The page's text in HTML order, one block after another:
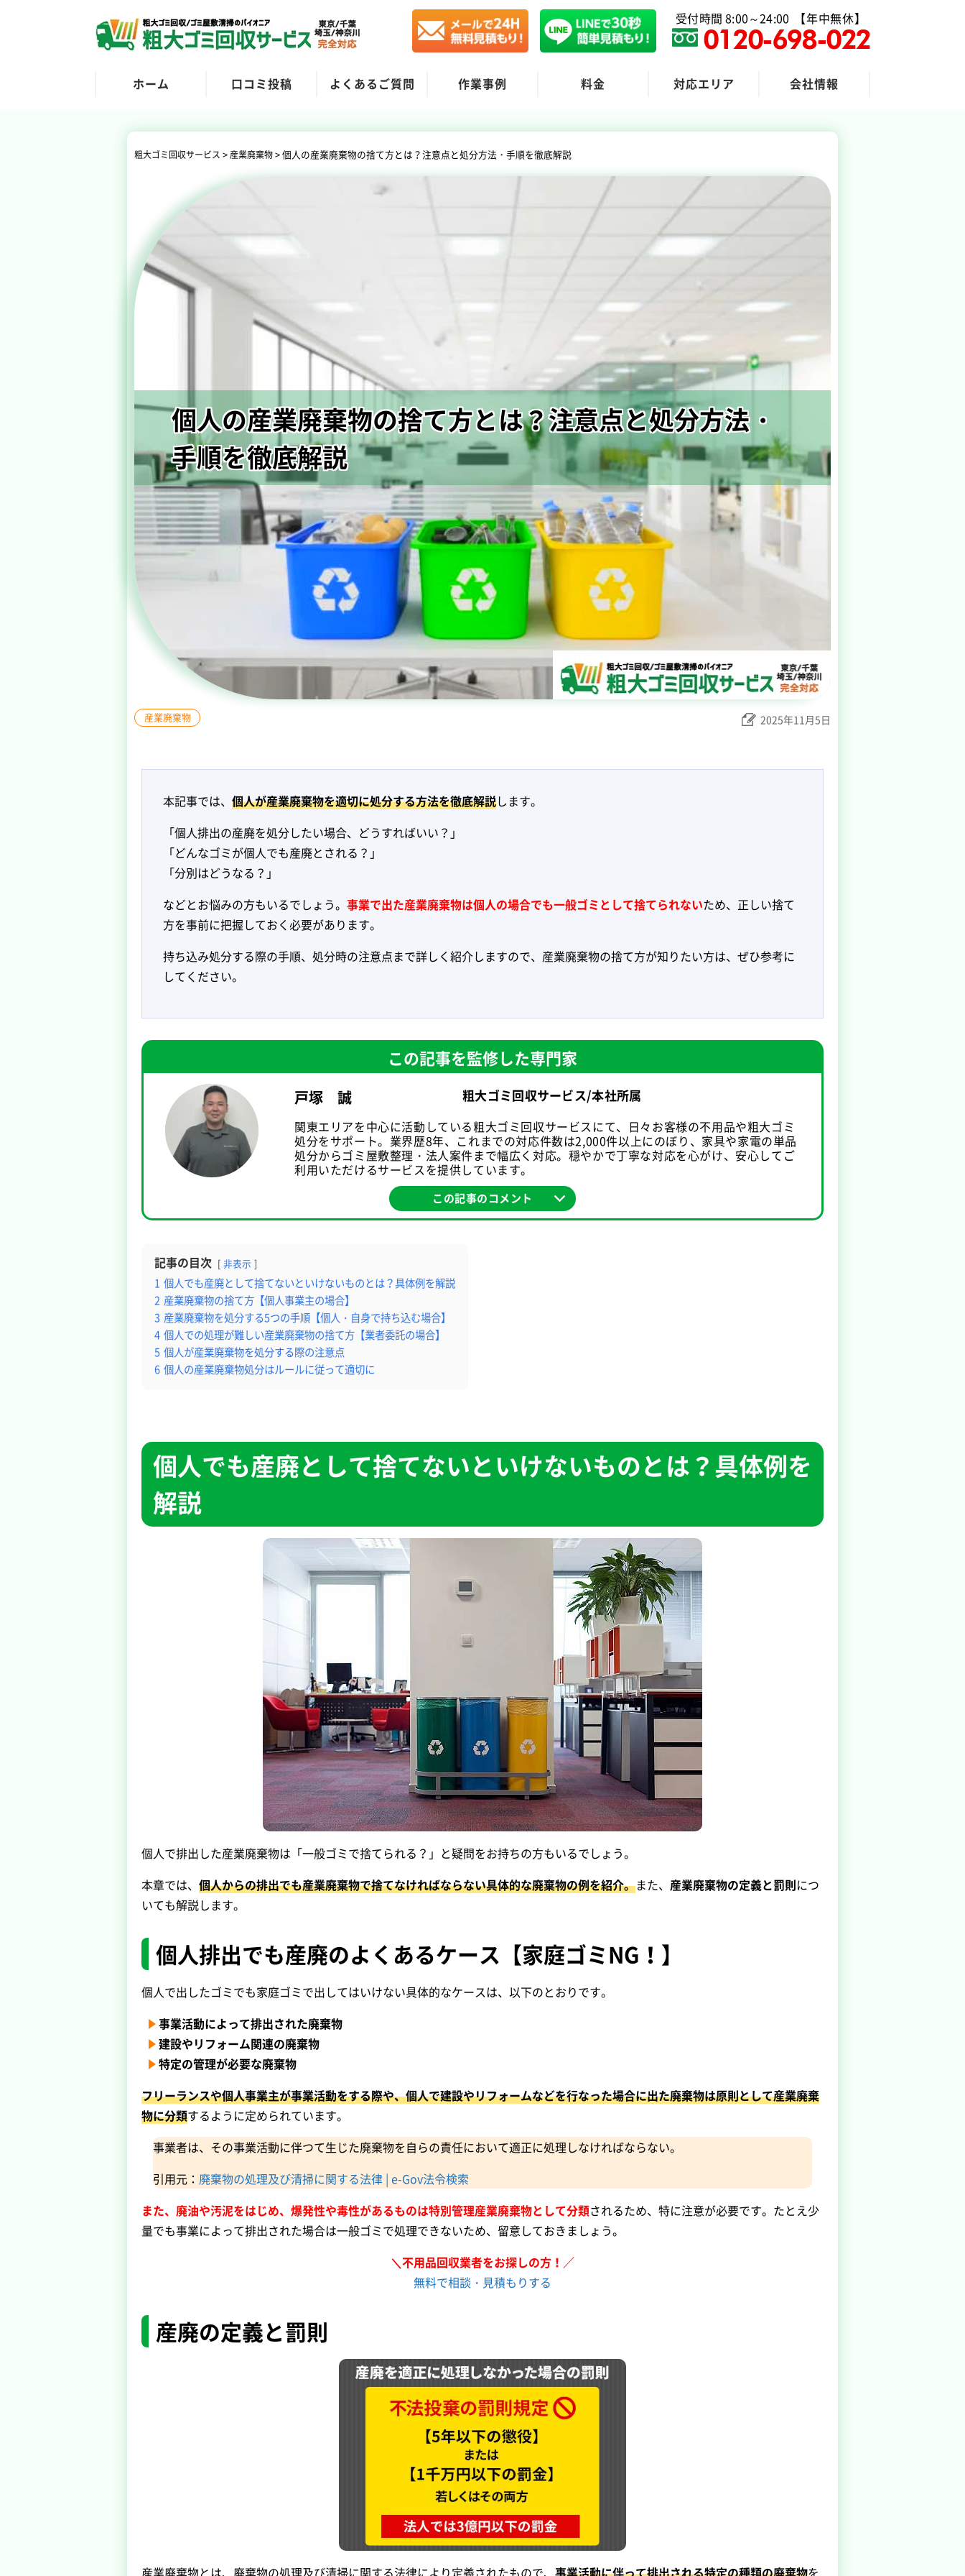
受付時間 8:00～24:00 【年中無休】
0120-698-022
ホーム 口コミ投稿 よくあるご質問 作業事例 料金 対応エリア 会社情報
粗大ゴミ回収サービス >産業廃棄物>個人の産業廃棄物の捨て方とは？注意点と処分方法・手順を徹底解説
個人の産業廃棄物の捨て方とは？注意点と処分方法・
手順を徹底解説
産業廃棄物 2025年11月5日
本記事では、 個人が産業廃棄物を適切に処分する方法を徹底解説します。
「個人排出の産廃を処分したい場合、どうすればいい？」
「どんなゴミが個人でも産廃とされる？」
「分別はどうなる？」
などとお悩みの方もいるでしょう。 事業で出た産業廃棄物は個人の場合でも一般ゴミとして捨てられないため、正しい捨て
方を事前に把握しておく必要があります。
持ち込み処分する際の手順、処分時の注意点まで詳しく紹介しますので、産業廃棄物の捨て方が知りたい方は、ぜひ参考に
してください。
この記事を監修した専門家
戸塚 誠 粗大ゴミ回収サービス/本社所属
関東エリアを中心に活動している粗大ゴミ回収サービスにて、日々お客様の不用品や粗大ゴミ
処分をサポート。業界歴8年、これまでの対応件数は2,000件以上にのぼり、家具や家電の単品
処分からゴミ屋敷整理・法人案件まで幅広く対応。穏やかで丁寧な対応を心がけ、安心してご
利用いただけるサービスを提供しています。
この記事のコメント
記事の目次 非表示
1 個人でも産廃として捨てないといけないものとは？具体例を解説
2 産業廃棄物の捨て方【個人事業主の場合】
3 産業廃棄物を処分する5つの手順【個人・自身で持ち込む場合】
4 個人での処理が難しい産業廃棄物の捨て方【業者委託の場合】
5 個人が産業廃棄物を処分する際の注意点
6 個人の産業廃棄物処分はルールに従って適切に
個人でも産廃として捨てないといけないものとは？具体例を
解説
個人で排出した産業廃棄物は「一般ゴミで捨てられる？」と疑問をお持ちの方もいるでしょう。
本章では、 個人からの排出でも産業廃棄物で捨てなければならない具体的な廃棄物の例を紹介。また、 産業廃棄物の定義と罰則につ
いても解説します。
個人排出でも産廃のよくあるケース【家庭ゴミNG！】
個人で出したゴミでも家庭ゴミで出してはいけない具体的なケースは、以下のとおりです。
事業活動によって排出された廃棄物
建設やリフォーム関連の廃棄物
特定の管理が必要な廃棄物
フリーランスや個人事業主が事業活動をする際や、個人で建設やリフォームなどを行なった場合に出た廃棄物は原則として産業廃棄
物に分類するように定められています。
事業者は、その事業活動に伴つて生じた廃棄物を自らの責任において適正に処理しなければならない。
引用元： 廃棄物の処理及び清掃に関する法律 | e-Gov法令検索
また、廃油や汚泥をはじめ、爆発性や毒性があるものは特別管理産業廃棄物として分類されるため、特に注意が必要です。たとえ少
量でも事業によって排出された場合は一般ゴミで処理できないため、留意しておきましょう。
＼不用品回収業者をお探しの方！／
無料で相談・見積もりする
産廃の定義と罰則
産業廃棄物とは、廃棄物の処理及び清掃に関する法律により定義されたもので、 事業活動に伴って排出される特定の種類の廃棄物を